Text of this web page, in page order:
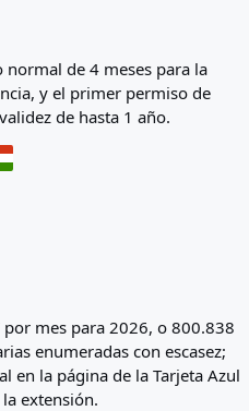
de 4 meses para la
y el primer permiso de
de hasta 1 año.
mes para 2026, o 800.838
enumeradas con escasez;
en la página de la Tarjeta Azul
extensión.